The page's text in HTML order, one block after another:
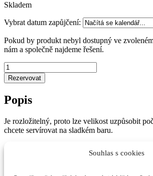
Souhlas s cookies
Skladem
Vybrat datum zapůjčení:
Pokud by produkt nebyl dostupný ve
nám a společně najdeme řešení.
Stojánek
na
makronky
plast
Rezervovat
Popis
Je rozložitelný, proto lze velikost uzpůsobit
chcete servírovat na sladkém baru.